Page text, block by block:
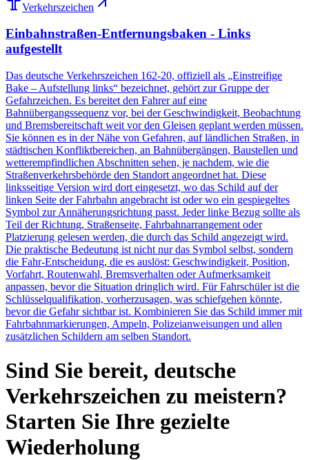
Verkehrszeichen
Einbahnstraßen-Entfernungsbaken - Links
aufgestellt
Das deutsche Verkehrszeichen 162-20, offiziell als „Einstreifige
Bake – Aufstellung links“ bezeichnet, gehört zur Gruppe der
Gefahrzeichen. Es bereitet den Fahrer auf eine
Bahnübergangssequenz vor, bei der Geschwindigkeit, Beobachtung
und Bremsbereitschaft weit vor den Gleisen geplant werden müssen.
Sie können es in der Nähe von Gefahren, auf ländlichen Straßen, in
städtischen Konfliktbereichen, an Bahnübergängen, Baustellen und
wetterempfindlichen Abschnitten sehen, je nachdem, wie die
Straßenverkehrsbehörde den Standort angeordnet hat. Diese
linksseitige Version wird dort eingesetzt, wo das Schild auf der
linken Seite der Fahrbahn angebracht ist oder wo ein gespiegeltes
Symbol zur Annäherungsrichtung passt. Jeder linke Bezug sollte als
Teil der Richtung, Straßenseite, Fahrbahnarrangement oder
Platzierung gelesen werden, die durch das Schild angezeigt wird.
Die praktische Bedeutung ist nicht nur das Symbol selbst, sondern
die Fahr-Entscheidung, die es auslöst: Geschwindigkeit, Position,
Vorfahrt, Routenwahl, Bremsverhalten oder Aufmerksamkeit
anpassen, bevor die Situation dringlich wird. Für Fahrschüler ist die
Schlüsselqualifikation, vorherzusagen, was schiefgehen könnte,
bevor die Gefahr sichtbar ist. Kombinieren Sie das Schild immer mit
Fahrbahnmarkierungen, Ampeln, Polizeianweisungen und allen
zusätzlichen Schildern am selben Standort.
Sind Sie bereit, deutsche
Verkehrszeichen zu meistern?
Starten Sie Ihre gezielte
Wiederholung